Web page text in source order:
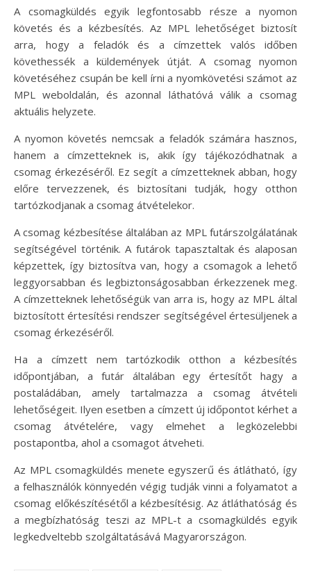
A csomagküldés egyik legfontosabb része a nyomon
követés és a kézbesítés. Az MPL lehetőséget biztosít
arra, hogy a feladók és a címzettek valós időben
követhessék a küldemények útját. A csomag nyomon
követéséhez csupán be kell írni a nyomkövetési számot az
MPL weboldalán, és azonnal láthatóvá válik a csomag
aktuális helyzete.
A nyomon követés nemcsak a feladók számára hasznos,
hanem a címzetteknek is, akik így tájékozódhatnak a
csomag érkezéséről. Ez segít a címzetteknek abban, hogy
előre tervezzenek, és biztosítani tudják, hogy otthon
tartózkodjanak a csomag átvételekor.
A csomag kézbesítése általában az MPL futárszolgálatának
segítségével történik. A futárok tapasztaltak és alaposan
képzettek, így biztosítva van, hogy a csomagok a lehető
leggyorsabban és legbiztonságosabban érkezzenek meg.
A címzetteknek lehetőségük van arra is, hogy az MPL által
biztosított értesítési rendszer segítségével értesüljenek a
csomag érkezéséről.
Ha a címzett nem tartózkodik otthon a kézbesítés
időpontjában, a futár általában egy értesítőt hagy a
postaládában, amely tartalmazza a csomag átvételi
lehetőségeit. Ilyen esetben a címzett új időpontot kérhet a
csomag átvételére, vagy elmehet a legközelebbi
postapontba, ahol a csomagot átveheti.
Az MPL csomagküldés menete egyszerű és átlátható, így
a felhasználók könnyedén végig tudják vinni a folyamatot a
csomag előkészítésétől a kézbesítésig. Az átláthatóság és
a megbízhatóság teszi az MPL-t a csomagküldés egyik
legkedveltebb szolgáltatásává Magyarországon.